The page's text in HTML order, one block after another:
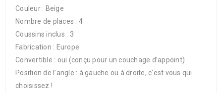
Couleur : Beige
Nombre de places : 4
Coussins inclus : 3
Fabrication : Europe
Convertible : oui (conçu pour un couchage d’appoint)
Position de l’angle : à gauche ou à droite, c’est vous qui
choisissez !